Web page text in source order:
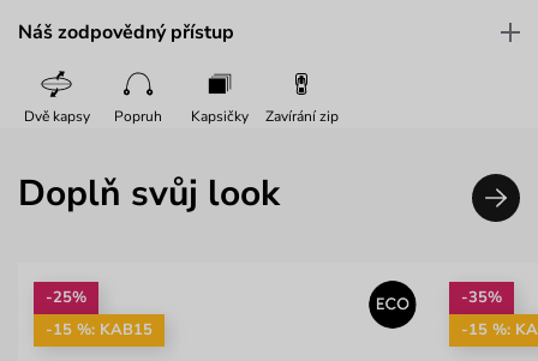
Náš zodpovědný přístup
Dvě kapsy Popruh Kapsičky Zavírání zip
Doplň svůj look
-25%
-15 %: KAB15
-35%
-15 %: